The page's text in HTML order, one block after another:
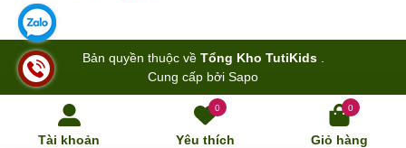
Tài khoản
0
Yêu thích
0
Giỏ hàng
Bản quyền thuộc về Tổng Kho TutiKids
Cung cấp bởi Sapo